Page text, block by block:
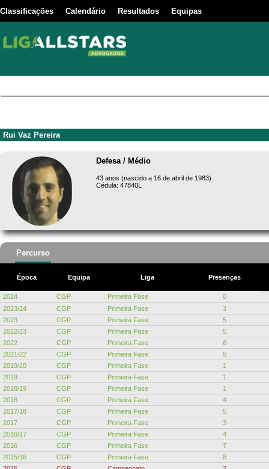
Classificações Calendário Resultados Equipas
Rui Vaz Pereira
Defesa / Médio
43 anos (nascido a 16 de abril de 1983)
Cédula: 47840L
Percurso
Época Equipa Liga Presenças
2024 CGP Primeira Fase
0
2023/24
CGP Primeira Fase
3
2023
CGP Primeira Fase
5
2022/23
CGP Primeira Fase
5
2022
CGP Primeira Fase
6
2021/22
CGP Primeira Fase
5
2019/20
CGP Primeira Fase
1
2019
CGP Primeira Fase
1
2018/19
CGP Primeira Fase
1
2018
CGP Primeira Fase
4
2017/18
CGP Primeira Fase
5
2017
CGP Primeira Fase
3
2016/17
CGP Primeira Fase
4
2016
CGP Primeira Fase
7
2015/16
CGP Primeira Fase
8